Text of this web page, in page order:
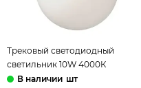
Трековый светодиодный
светильник 10W 4000К
ST452.446.10 чёрный Band ST-
шт